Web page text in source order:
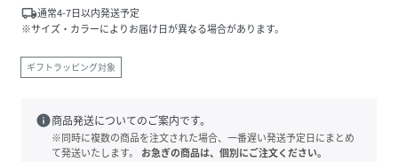
local_shipping通常4-7日以内発送予定
※サイズ・カラーによりお届け日が異なる場合があります。
ギフトラッピング対象
info商品発送についてのご案内です。
※同時に複数の商品を注文された場合、一番遅い発送予定日にまとめ
て発送いたします。
お急ぎの商品は、個別にご注文ください。